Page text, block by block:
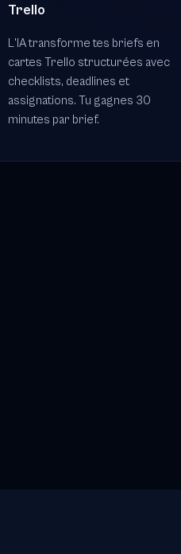
Trello
L'IA transforme tes briefs en
cartes Trello structurées avec
checklists, deadlines et
assignations. Tu gagnes 30
minutes par brief.